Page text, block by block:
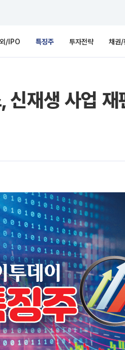
/IPO 특징주 투자전략 채권/
재생 사업 재